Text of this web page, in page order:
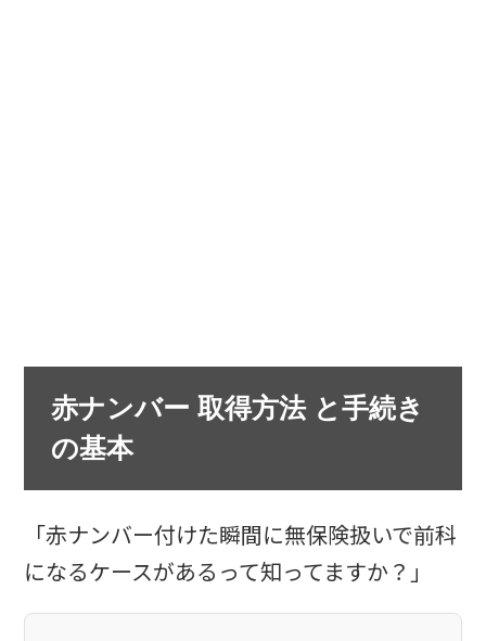
赤ナンバー 取得方法 と手続き
の基本
「赤ナンバー付けた瞬間に無保険扱いで前科
になるケースがあるって知ってますか？」